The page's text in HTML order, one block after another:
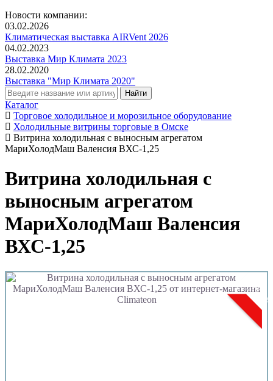
Новости компании:
03.02.2026
Климатическая выставка AIRVent 2026
04.02.2023
Выставка Мир Климата 2023
28.02.2020
Выставка "Мир Климата 2020"
Каталог
Торговое холодильное и морозильное оборудование
Холодильные витрины торговые в Омске
Витрина холодильная с выносным агрегатом
МариХолодМаш Валенсия ВХС-1,25
Витрина холодильная с
выносным агрегатом
МариХолодМаш Валенсия
ВХС-1,25